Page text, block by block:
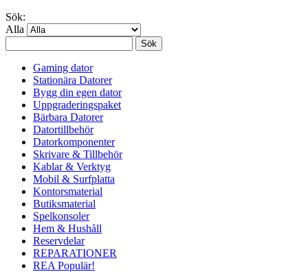
Sök:
Alla
Sök
Gaming dator
Stationära Datorer
Bygg din egen dator
Uppgraderingspaket
Bärbara Datorer
Datortillbehör
Datorkomponenter
Skrivare & Tillbehör
Kablar & Verktyg
Mobil & Surfplatta
Kontorsmaterial
Butiksmaterial
Spelkonsoler
Hem & Hushåll
Reservdelar
REPARATIONER
REA Populär!